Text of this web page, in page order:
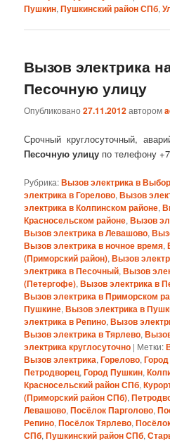
Пушкин,Пушкинский район СПб,
Вызов электрика
Песочную улицу
Опубликовано27.11.2012автором
Срочный круглосуточный,
Песочную улицу по телефону
Рубрика:Вызов электрика в
электрика в Горелово,Вызов
электрика в Колпинском районе,
Красносельском районе,Вызов
Вызов электрика в Левашово,
Вызов электрика в ночное время,
(Приморский район),Вызов
электрика в Песочный,Вызов
(Петергофе),Вызов электрика в
Вызов электрика в Приморском
Пушкине,Вызов электрика в
электрика в Репино,Вызов
Вызов электрика в Тярлево,
электрика круглосуточно | Метки:
Вызов электрика,Горелово,
Петродворец,Город Пушкин,
Красносельский район СПб,
(Приморский район СПб),
Левашово,Посёлок Парголово,
Репино,Посёлок Тярлево,
СПб,Пушкинский район СПб,